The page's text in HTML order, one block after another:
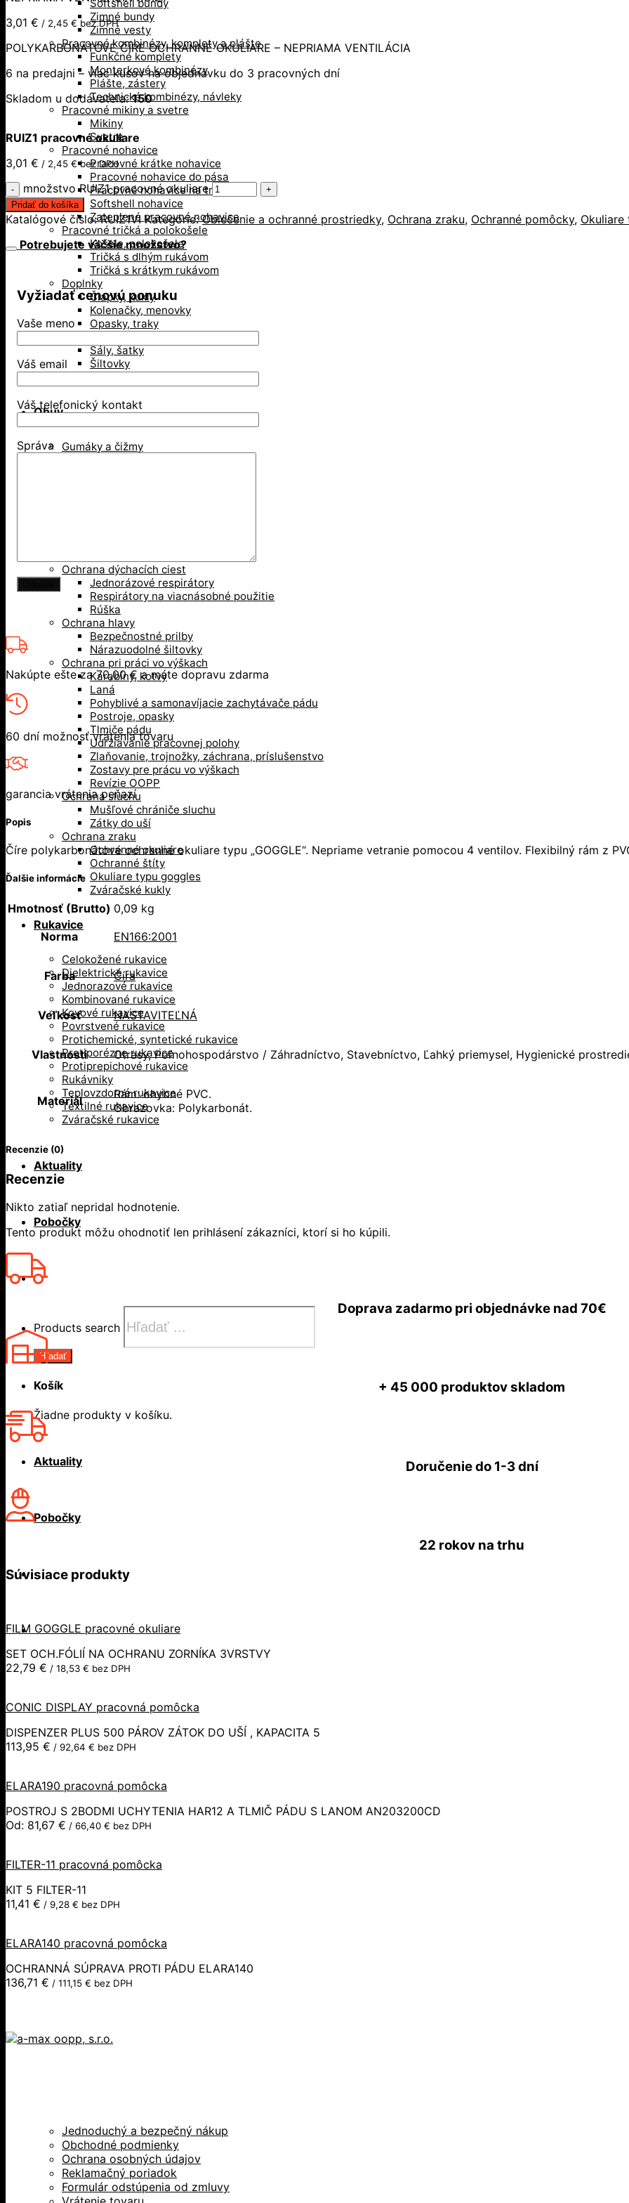
Softshell bundy
Zimné bundy
Zimné vesty
Pracovné kombinézy, komplety a plášte
Funkčné komplety
Monterkové kombinézy
Plášte, zástery
Technické kombinézy, návleky
Pracovné mikiny a svetre
Mikiny
Svetre
Pracovné nohavice
Pracovné krátke nohavice
Pracovné nohavice do pása
Pracovné nohavice na traky
Softshell nohavice
Zateplené pracovné nohavice
Pracovné tričká a polokošele
Košele, polokošele
Tričká s dlhým rukávom
Tričká s krátkym rukávom
Doplnky
Čiapky, kukly
Kolenačky, menovky
Opasky, traky
Šály, šatky
Šiltovky
Spodné prádlo a termoprádlo
Obuv
Gumáky a čižmy
Ochrana dýchacích ciest
Jednorázové respirátory
Respirátory na viacnásobné použitie
Rúška
Ochrana hlavy
Bezpečnostné prilby
Nárazuodolné šiltovky
Ochrana pri práci vo výškach
Karabíny, kotvy
Laná
Pohyblivé a samonavíjacie zachytávače pádu
Postroje, opasky
Tlmiče pádu
Udržiavanie pracovnej polohy
Zlaňovanie, trojnožky, záchrana, príslušenstvo
Zostavy pre prácu vo výškach
Revízie OOPP
Ochrana sluchu
Mušľové chrániče sluchu
Zátky do uší
Ochrana zraku
Ochranné okuliare
Ochranné štíty
Okuliare typu goggles
Zváračské kukly
Rukavice
Celokožené rukavice
Dielektrické rukavice
Jednorazové rukavice
Kombinované rukavice
Kovové rukavice
Povrstvené rukavice
Protichemické, syntetické rukavice
Protiporézne rukavice
Protiprepichové rukavice
Rukávniky
Teplovzdorné rukavice
Textilné rukavice
Zváračské rukavice
Aktuality
Pobočky
Products search
Hľadať
Košík
Žiadne produkty v košíku.
Aktuality
Pobočky
3,01 € / 2,45 € bez DPH
POLYKARBONÁTOVÉ ČÍRE OCHRANNÉ OKULIARE – NEPRIAMA VENTILÁCIA
6 na predajni – viac kusov na objednávku do 3 pracovných dní
Skladom u dodávateľa: 150
RUIZ1 pracovné okuliare
3,01 € / 2,45 €bez DPH
množstvo RUIZ1 pracovné okuliare
Pridať do košíka
Katalógové číslo:RUIZ1VI Kategórie:Oblečenie a ochranné prostriedky, Ochrana zraku, Ochranné pomôcky,
Potrebujete väčšie množstvo?
Vyžiadať cenovú ponuku
Vaše meno
Váš email
Váš telefonický kontakt
Správa
Nakúpte ešte za70,00€ a máte dopravu zdarma
60 dní možnosť vrátenia tovaru
garancia vrátenia peňazí
Popis
Číre polykarbonátové ochranné okuliare typu „GOGGLE“. Nepriame vetranie pomocou 4 ventilov. Flexibilný rám z
Ďalšie informácie
Hmotnosť (Brutto) 0,09 kg
Norma
EN166:2001
Farba Číra
Veľkosť NASTAVITEĽNÁ
Vlastnosti Otrasy, Poľnohospodárstvo / Záhradníctvo, Stavebníctvo, Ľahký priemysel, Hygienické
Materiál
Rám: ohybné PVC.
Obrazovka: Polykarbonát.
Recenzie (0)
Recenzie
Nikto zatiaľ nepridal hodnotenie.
Tento produkt môžu ohodnotiť len prihlásení zákazníci, ktorí si ho kúpili.
Doprava zadarmo pri objednávke nad 70€
+ 45 000 produktov skladom
Doručenie do1-3 dní
22 rokov na trhu
Súvisiace produkty
FILM GOGGLE pracovné okuliare
SET OCH.FÓLIÍ NA OCHRANU ZORNÍKA 3VRSTVY
22,79 € / 18,53 € bez DPH
CONIC DISPLAY pracovná pomôcka
DISPENZER PLUS 500 PÁROV ZÁTOK DO UŠÍ , KAPACITA 5
113,95 € / 92,64 € bez DPH
ELARA190 pracovná pomôcka
POSTROJ S 2BODMI UCHYTENIA HAR12 A TLMIČ PÁDU S LANOM AN203200CD
Od: 81,67 € / 66,40 € bez DPH
FILTER-11 pracovná pomôcka
KIT 5 FILTER-11
11,41 € / 9,28 € bez DPH
ELARA140 pracovná pomôcka
OCHRANNÁ SÚPRAVA PROTI PÁDU ELARA140
136,71 € / 111,15 € bez DPH
Jednoduchý a bezpečný nákup
Obchodné podmienky
Ochrana osobných údajov
Reklamačný poriadok
Formulár odstúpenia od zmluvy